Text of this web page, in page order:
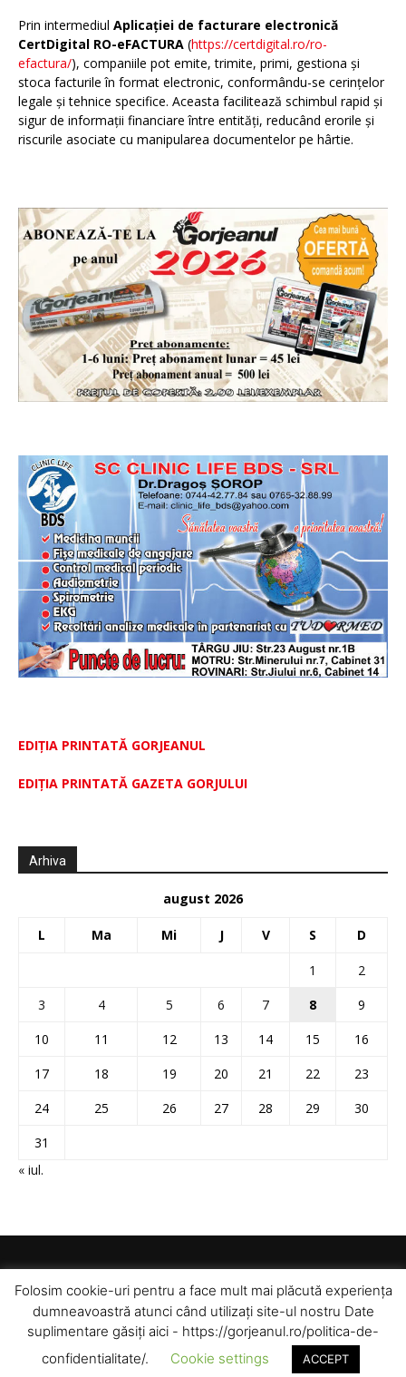
Prin intermediul Aplicației de facturare electronică
CertDigital RO-eFACTURA (https://certdigital.ro/ro-
efactura/), companiile pot emite, trimite, primi, gestiona și
stoca facturile în format electronic, conformându-se cerințelor
legale și tehnice specifice. Aceasta facilitează schimbul rapid și
sigur de informații financiare între entități, reducând erorile și
riscurile asociate cu manipularea documentelor pe hârtie.
EDIȚIA PRINTATĂ GORJEANUL
EDIŢIA PRINTATĂ GAZETA GORJULUI
Arhiva
august 2026
L Ma Mi J V S D
1
2
3
4 5 6 7 8
9
10
11 12 13 14 15
16
17
18 19 20 21 22
23
24
25 26 27 28 29
30
31
« iul.
© Toate drepturile rezervate pentru Gorjeanul SA
Folosim cookie-uri pentru a face mult mai plăcută experiența
dumneavoastră atunci când utilizați site-ul nostru Date
suplimentare găsiți aici - https://gorjeanul.ro/politica-de-
confidentialitate/.
Cookie settings ACCEPT